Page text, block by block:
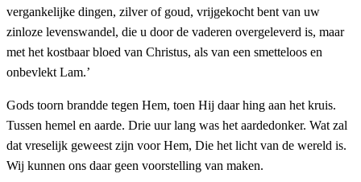
vergankelijke dingen, zilver of goud, vrijgekocht bent van uw
zinloze levenswandel, die u door de vaderen overgeleverd is, maar
met het kostbaar bloed van Christus, als van een smetteloos en
onbevlekt Lam.’
Gods toorn brandde tegen Hem, toen Hij daar hing aan het kruis.
Tussen hemel en aarde. Drie uur lang was het aardedonker. Wat zal
dat vreselijk geweest zijn voor Hem, Die het licht van de wereld is.
Wij kunnen ons daar geen voorstelling van maken.